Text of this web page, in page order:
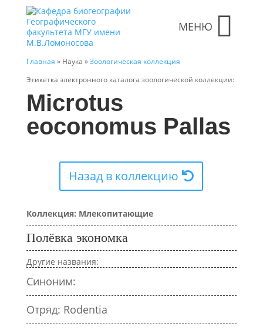
МЕНЮ
Главная » Наука »Зоологическая коллекция
Этикетка электронного каталога зоологической коллекции:
Microtus
eoconomus Pallas
Назад в коллекцию
Коллекция: Млекопитающие
Полёвка экономка
Другие названия:
Синоним:
Отряд: Rodentia